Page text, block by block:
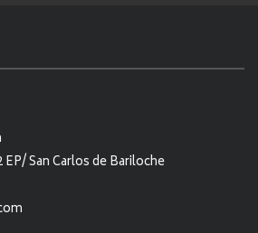
San Carlos de Bariloche